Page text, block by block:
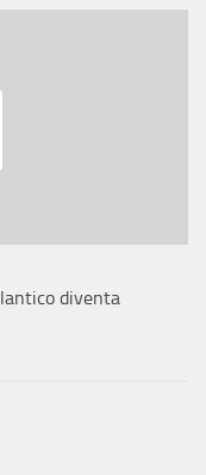
diventa